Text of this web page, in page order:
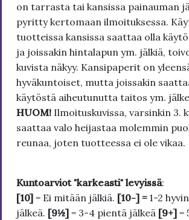
on tarrasta tai kansissa painauman
pyritty kertomaan ilmoituksessa.
tuotteissa kansissa saattaa olla
ja joissakin hintalapun ym. jälkiä,
kuvista näkyy. Kansipaperit on
hyväkuntoiset, mutta joissakin
käytöstä aiheutunutta taitos ym.
HUOM! Ilmoituskuvissa, varsinkin 3.
saattaa valo heijastaa molemmin
reunaa, joten tuotteessa ei ole vikaa.
Kuntoarviot "karkeasti" levyissä:
[10] = Ei mitään jälkiä. [10-] = 1-2
jälkeä. [9½] = 3-4 pientä jälkeä [9+] =